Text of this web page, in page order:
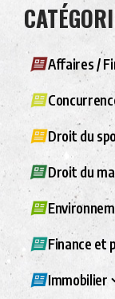
Affaires /
Droit du
Droit du
Finance et
Immobilier